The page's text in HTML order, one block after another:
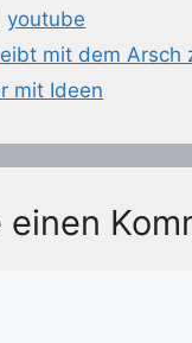
youtube
mit dem Arsch
mit Ideen
einen